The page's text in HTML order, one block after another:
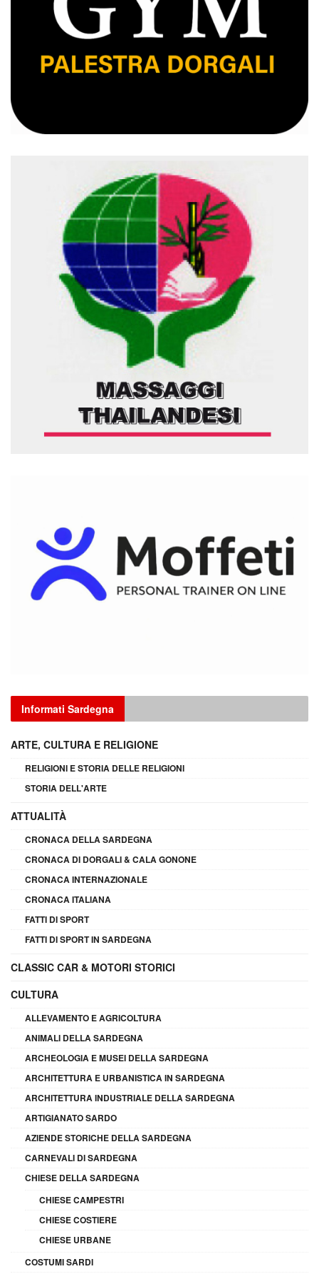
Informati Sardegna
ARTE, CULTURA E RELIGIONE
RELIGIONI E STORIA DELLE RELIGIONI
STORIA DELL'ARTE
ATTUALITÀ
CRONACA DELLA SARDEGNA
CRONACA DI DORGALI & CALA GONONE
CRONACA INTERNAZIONALE
CRONACA ITALIANA
FATTI DI SPORT
FATTI DI SPORT IN SARDEGNA
CLASSIC CAR & MOTORI STORICI
CULTURA
ALLEVAMENTO E AGRICOLTURA
ANIMALI DELLA SARDEGNA
ARCHEOLOGIA E MUSEI DELLA SARDEGNA
ARCHITETTURA E URBANISTICA IN SARDEGNA
ARCHITETTURA INDUSTRIALE DELLA SARDEGNA
ARTIGIANATO SARDO
AZIENDE STORICHE DELLA SARDEGNA
CARNEVALI DI SARDEGNA
CHIESE DELLA SARDEGNA
CHIESE CAMPESTRI
CHIESE COSTIERE
CHIESE URBANE
COSTUMI SARDI